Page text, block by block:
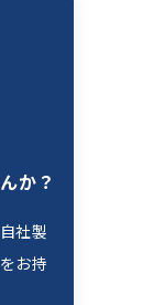
か？
社製
お持